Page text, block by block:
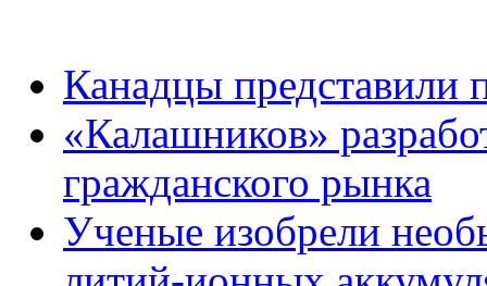
Канадцы представили
«Калашников»
гражданского рынка
Ученые изобрели